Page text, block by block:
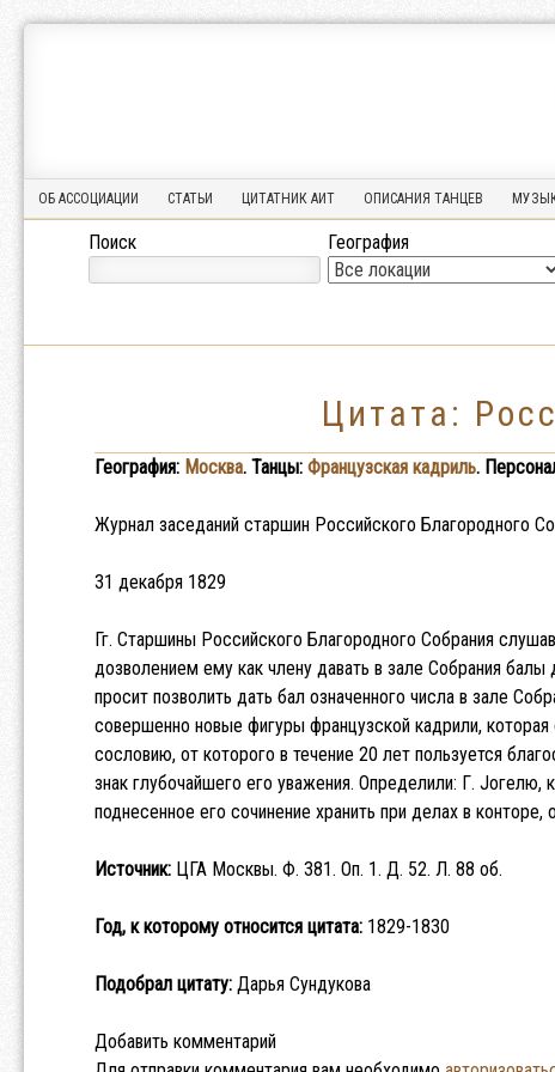
Menu
Skip to content
ОБ АССОЦИАЦИИ СТАТЬИ ЦИТАТНИК АИТ ОПИСАНИЯ ТАНЦЕВ
Поиск География
Цитата:
География: Москва. Танцы:Французская кадриль.
Журнал заседаний старшин Российского Благородного
31 декабря 1829
Гг. Старшины Российского Благородного Собрания
дозволением ему как члену давать в зале Собрания
просит позволить дать бал означенного числа в зале
совершенно новые фигуры французской кадрили,
сословию, от которого в течение 20 лет пользуется
знак глубочайшего его уважения. Определили: Г. Jогелю,
поднесенное его сочинение хранить при делах в
Источник: ЦГА Москвы. Ф. 381. Оп. 1. Д. 52. Л. 88 об.
Год, к которому относится цитата: 1829-1830
Подобрал цитату: Дарья Сундукова
Добавить комментарий